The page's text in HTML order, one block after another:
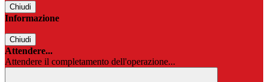
Chiudi
Informazione
Chiudi
Attendere...
Attendere il completamento dell'operazione...